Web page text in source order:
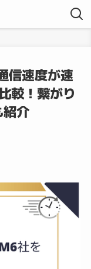
信速度が速
較！繋がり
介